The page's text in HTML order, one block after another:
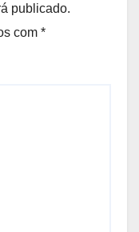
publicado.
com *